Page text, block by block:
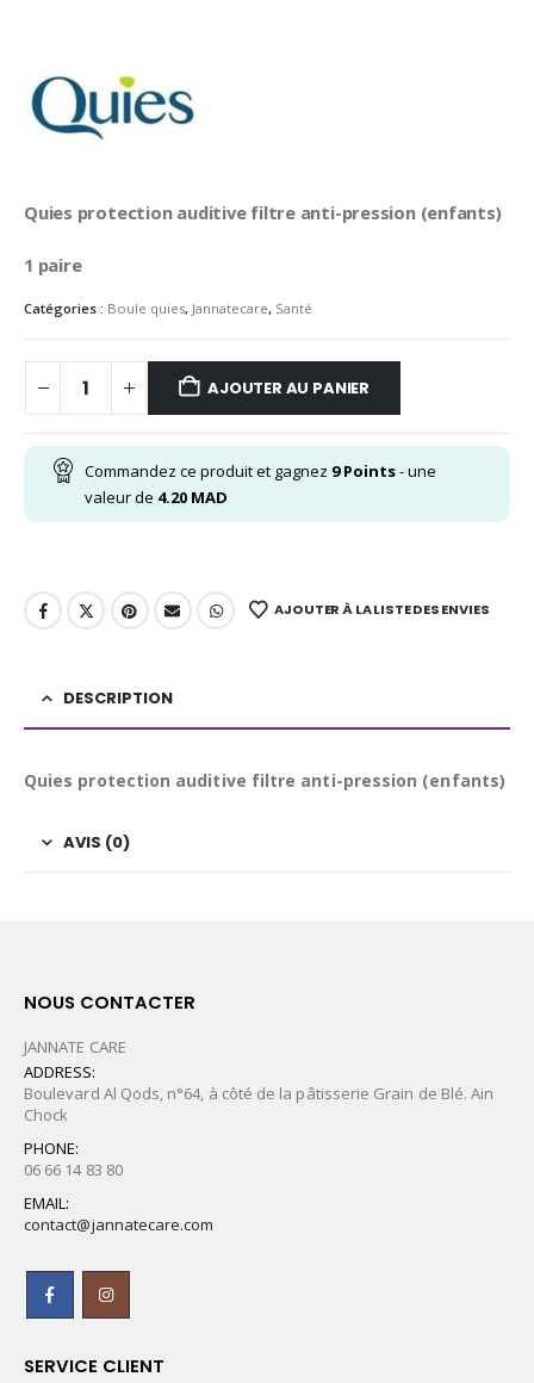
MAD.
Quies protection auditive filtre anti-pression (enfants)
1 paire
Catégories : Boule quies, Jannatecare, Santé
AJOUTER AU PANIER
Commandez ce produit et gagnez 9Points- une
valeur de 4.20 MAD
AJOUTER À LA LISTE DES ENVIES
DESCRIPTION
Quies protection auditive filtre anti-pression (enfants)
AVIS (0)
NOUS CONTACTER
JANNATE CARE
ADDRESS:
Boulevard Al Qods, n°64, à côté de la pâtisserie Grain de Blé. Ain
Chock
PHONE:
06 66 14 83 80
EMAIL:
contact@jannatecare.com
SERVICE CLIENT